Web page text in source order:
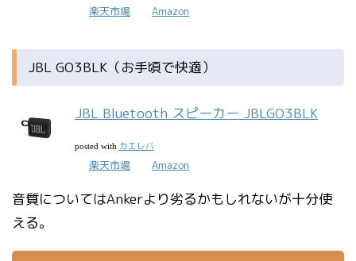
楽天市場 Amazon
JBL GO3BLK（お手頃で快適）
JBL Bluetooth スピーカー JBLGO3BLK
posted with カエレバ
楽天市場 Amazon
音質についてはAnkerより劣るかもしれないが十分使
える。